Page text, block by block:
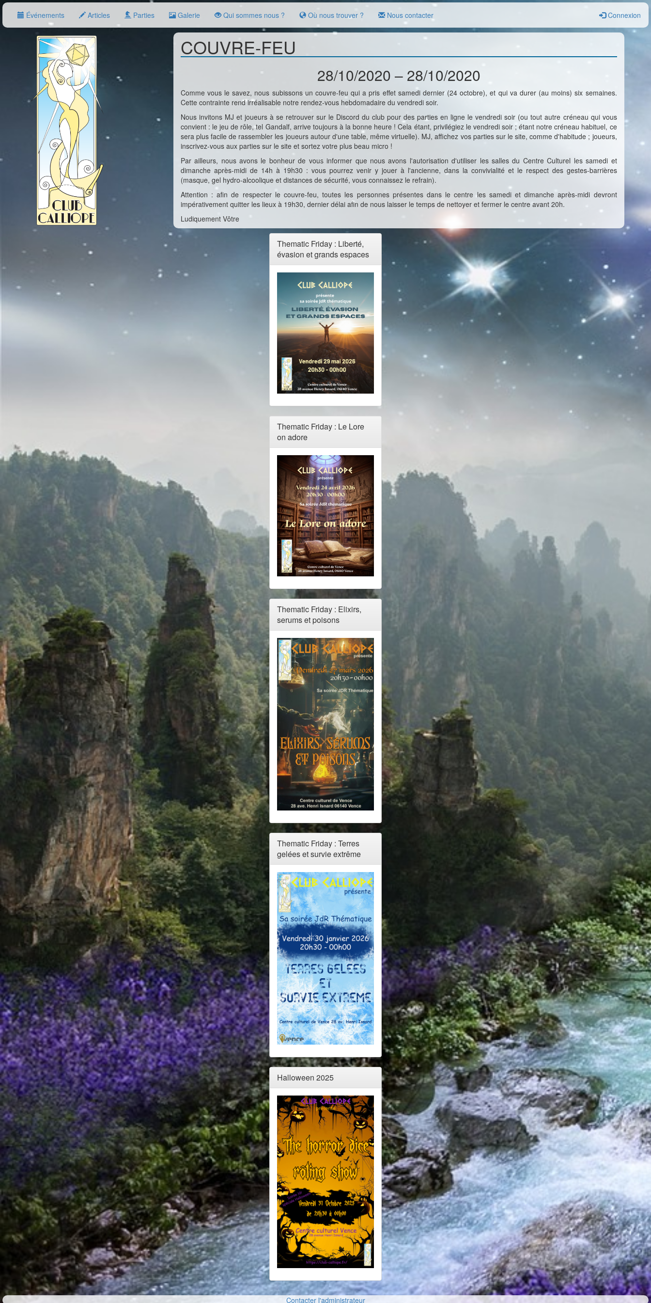
Événements Articles Parties Galerie Qui sommes nous ? Où nous trouver ? Nous contacter Connexion
COUVRE-FEU
28/10/2020 – 28/10/2020
Comme vous le savez, nous subissons un couvre-feu qui a pris effet samedi dernier (24 octobre), et qui va durer (au moins) six semaines.
Cette contrainte rend irréalisable notre rendez-vous hebdomadaire du vendredi soir.
Nous invitons MJ et joueurs à se retrouver sur le Discord du club pour des parties en ligne le vendredi soir (ou tout autre créneau qui vous
convient : le jeu de rôle, tel Gandalf, arrive toujours à la bonne heure ! Cela étant, privilégiez le vendredi soir ; étant notre créneau habituel, ce
sera plus facile de rassembler les joueurs autour d'une table, même virtuelle). MJ, affichez vos parties sur le site, comme d'habitude ; joueurs,
inscrivez-vous aux parties sur le site et sortez votre plus beau micro !
Par ailleurs, nous avons le bonheur de vous informer que nous avons l'autorisation d'utiliser les salles du Centre Culturel les samedi et
dimanche après-midi de 14h à 19h30 : vous pourrez venir y jouer à l'ancienne, dans la convivialité et le respect des gestes-barrières
(masque, gel hydro-alcoolique et distances de sécurité, vous connaissez le refrain).
Attention : afin de respecter le couvre-feu, toutes les personnes présentes dans le centre les samedi et dimanche après-midi devront
impérativement quitter les lieux à 19h30, dernier délai afin de nous laisser le temps de nettoyer et fermer le centre avant 20h.
Ludiquement Vôtre
Thematic Friday : Liberté,
évasion et grands espaces
Thematic Friday : Le Lore
on adore
Thematic Friday : Elixirs,
serums et poisons
Thematic Friday : Terres
gelées et survie extrême
Halloween 2025
Contacter l'administrateur